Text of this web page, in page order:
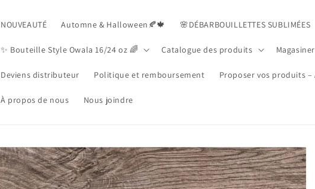
NOUVEAUTÉ Automne & Halloween🍂🍁 🌸DÉBARBOUILLETTES SUBLIMÉES
✨️ Bouteille Style Owala 16/24 oz 🌈 Catalogue des produits
Deviens distributeur Politique et remboursement Proposer vos produits –
À propos de nous Nous joindre